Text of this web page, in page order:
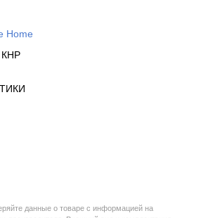
Home
КНР
данные о товаре с информацией на